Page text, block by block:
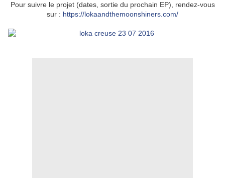
Pour suivre le projet (dates, sortie du prochain EP), rendez-vous
sur : https://lokaandthemoonshiners.com/